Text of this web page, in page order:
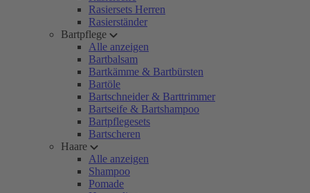
Rasiersets Herren
Rasierständer
Bartpflege
Alle anzeigen
Bartbalsam
Bartkämme & Bartbürsten
Bartöle
Bartschneider & Barttrimmer
Bartseife & Bartshampoo
Bartpflegesets
Bartscheren
Haare
Alle anzeigen
Shampoo
Pomade